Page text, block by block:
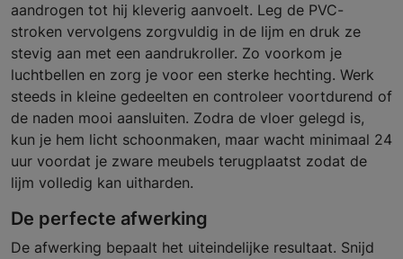
aandrogen tot hij kleverig aanvoelt. Leg de PVC-
stroken vervolgens zorgvuldig in de lijm en druk ze
stevig aan met een aandrukroller. Zo voorkom je
luchtbellen en zorg je voor een sterke hechting. Werk
steeds in kleine gedeelten en controleer voortdurend of
de naden mooi aansluiten. Zodra de vloer gelegd is,
kun je hem licht schoonmaken, maar wacht minimaal 24
uur voordat je zware meubels terugplaatst zodat de
lijm volledig kan uitharden.
De perfecte afwerking
De afwerking bepaalt het uiteindelijke resultaat. Snijd